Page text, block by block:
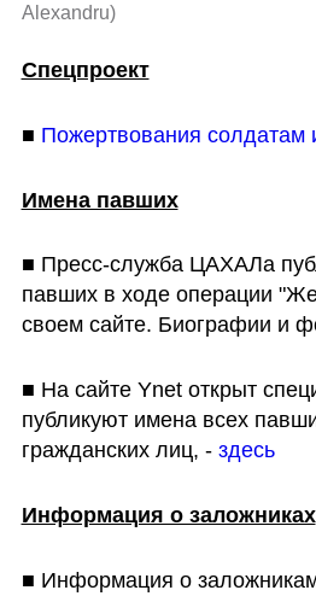
Alexandru)
Спецпроект
■ Пожертвования солдатам
Имена павших
■ Пресс-служба ЦАХАЛа
павших в ходе операции
своем сайте. Биографии и
■ На сайте Ynet открыт
публикуют имена всех
гражданских лиц, - здесь
Информация о заложниках
■ Информация о